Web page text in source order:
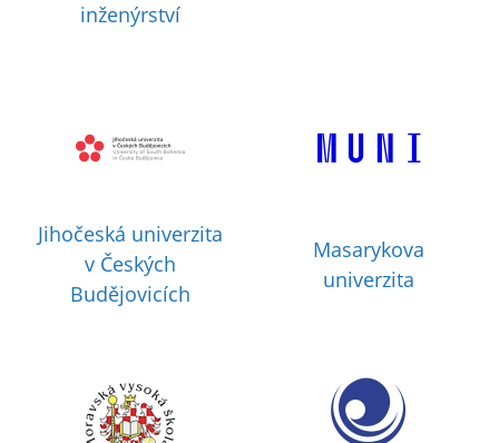
inženýrství
Jihočeská univerzita
v Českých
Budějovicích
Masarykova
univerzita